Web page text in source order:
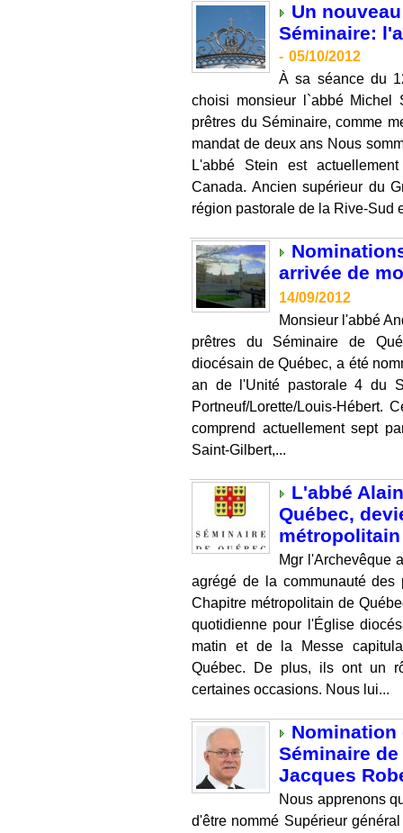
Un
Séminaire:
- 05/10/2012
À sa séance du
choisi monsieur l`abbé Michel
prêtres du Séminaire, comme
mandat de deux ans Nous
L'abbé Stein est
Canada. Ancien supérieur du
région pastorale de la Rive-Sud
arrivée de
14/09/2012
Monsieur l'abbé
prêtres du Séminaire de
diocésain de Québec, a été
an de l'Unité pastorale 4 du
Portneuf/Lorette/Louis-Hébert.
comprend actuellement sept
Saint-Gilbert,...
L'abbé
Québec,
Mgr l'Archevêque
agrégé de la communauté
Chapitre métropolitain de
quotidienne pour l'Église
matin et de la Messe
Québec. De plus, ils ont un
certaines occasions. Nous lui...
Nomination
Séminaire
Jacques
Nous apprenons
d'être nommé Supérieur